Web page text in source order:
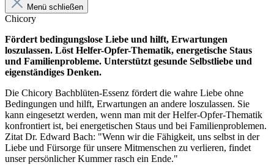
Menü schließen
Chicory
Fördert bedingungslose Liebe und hilft, Erwartungen
loszulassen. Löst Helfer-Opfer-Thematik, energetische Staus
und Familienprobleme. Unterstützt gesunde Selbstliebe und
eigenständiges Denken.
Die Chicory Bachblüten-Essenz fördert die wahre Liebe ohne
Bedingungen und hilft, Erwartungen an andere loszulassen. Sie
kann eingesetzt werden, wenn man mit der Helfer-Opfer-Thematik
konfrontiert ist, bei energetischen Staus und bei Familienproblemen.
Zitat Dr. Edward Bach: "Wenn wir die Fähigkeit, uns selbst in der
Liebe und Fürsorge für unsere Mitmenschen zu verlieren, findet
unser persönlicher Kummer rasch ein Ende."